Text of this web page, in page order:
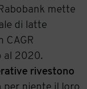
mette
di latte
CAGR
al 2020.
rivestono